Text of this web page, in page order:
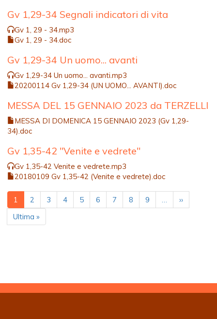
Gv 1,29-34 Segnali indicatori di vita
Gv 1, 29 - 34.mp3
Gv 1, 29 - 34.doc
Gv 1,29-34 Un uomo... avanti
Gv 1,29-34 Un uomo... avanti.mp3
20200114 Gv 1,29-34 (UN UOMO... AVANTI).doc
MESSA DEL 15 GENNAIO 2023 da TERZELLI
MESSA DI DOMENICA 15 GENNAIO 2023 (Gv 1,29-
34).doc
Gv 1,35-42 "Venite e vedrete"
Gv 1,35-42 Venite e vedrete.mp3
20180109 Gv 1,35-42 (Venite e vedrete).doc
Paginazione
Pagina
attuale
1 Pagina
2 Pagina
3 Pagina
4 Pagina
5 Pagina
6 Pagina
7 Pagina
8 Pagina
9 …
Pagina
successiva
››
Ultima
pagina
Ultima »